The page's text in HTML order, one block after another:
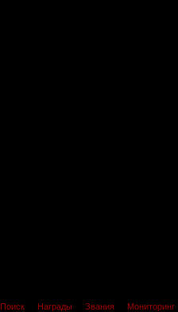
Поиск Награды Звания Мониторинг